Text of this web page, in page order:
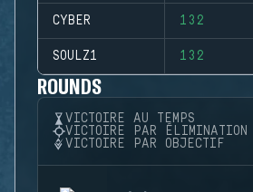
CYBER 132
SOULZ1 132
ROUNDS
VICTOIRE AU TEMPS
VICTOIRE PAR ÉLIMINATION
VICTOIRE PAR OBJECTIF